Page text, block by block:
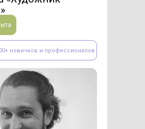
новичков и профессионалов